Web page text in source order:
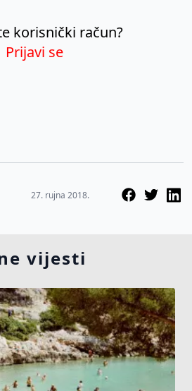
korisnički račun?
Prijavi se
27. rujna 2018.
vijesti